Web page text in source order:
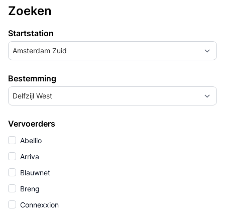
Zoeken
Startstation
Amsterdam Zuid
Bestemming
Delfzijl West
Vervoerders
Abellio
Arriva
Blauwnet
Breng
Connexxion